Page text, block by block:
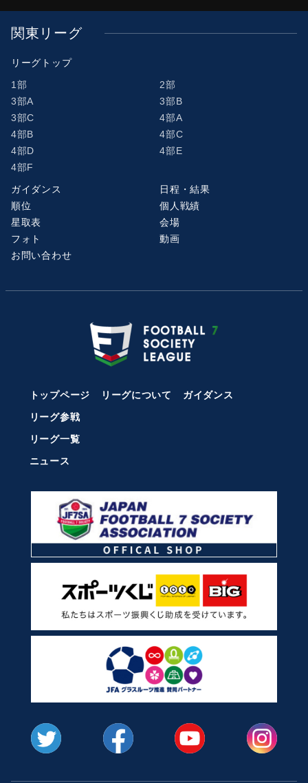
関東リーグ
リーグトップ
1部
2部
3部A
3部B
3部C
4部A
4部B
4部C
4部D
4部E
4部F
ガイダンス
日程・結果
順位
個人戦績
星取表
会場
フォト
動画
お問い合わせ
トップページ リーグについて
ガイダンス
リーグ参戦
リーグ一覧
ニュース